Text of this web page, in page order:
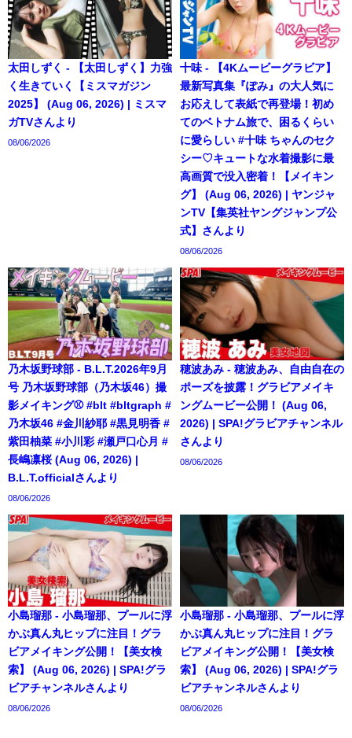
太田しずく - 【太田しずく】力強
く生きていく【ミスマガジン
2025】 (Aug 06, 2026) | ミスマ
ガTVさんより
08/06/2026
十味 - 【4Kムービーグラビア】
最新写真集『ぽみ』の大人気に
お応えして表紙で再登場！初め
てのベトナム旅で、困るくらい
に愛らしい #十味 ちゃんのセク
シー♡キュートな水着撮影に最
高画質で没入密着！【メイキン
グ】 (Aug 06, 2026) | ヤンジャ
ンTV【集英社ヤングジャンプ公
式】さんより
08/06/2026
乃木坂野球部 - B.L.T.2026年9月
号 乃木坂野球部（乃木坂46）撮
影メイキング⚾️ #blt #bltgraph #
乃木坂46 #金川紗耶 #黒見明香 #
紫田柚菜 #小川彩 #瀬戸口心月 #
長嶋凛桜 (Aug 06, 2026) |
B.L.T.officialさんより
08/06/2026
穂波あみ - 穂波あみ、自由自在の
ポーズを披露！グラビアメイキ
ングムービー公開！ (Aug 06,
2026) | SPA!グラビアチャンネル
さんより
08/06/2026
小島瑠那 - 小島瑠那、プールに浮
かぶ真ん丸ヒップに注目！グラ
ビアメイキング公開！【美女検
索】 (Aug 06, 2026) | SPA!グラ
ビアチャンネルさんより
08/06/2026
小島瑠那 - 小島瑠那、プールに浮
かぶ真ん丸ヒップに注目！グラ
ビアメイキング公開！【美女検
索】 (Aug 06, 2026) | SPA!グラ
ビアチャンネルさんより
08/06/2026